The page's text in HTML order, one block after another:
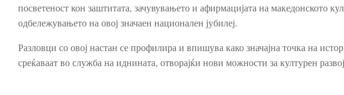
посветеност кон заштитата, зачувувањето и афирмацијата на македонското
одбележувањето на овој значаен национален јубилеј.
Разловци со овој настан се профилира и впишува како значајна точка на
среќаваат во служба на иднината, отворајќи нови можности за културен